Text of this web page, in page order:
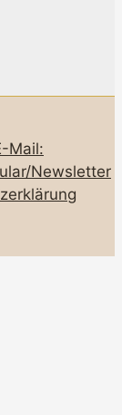
Mail:
Newsletter